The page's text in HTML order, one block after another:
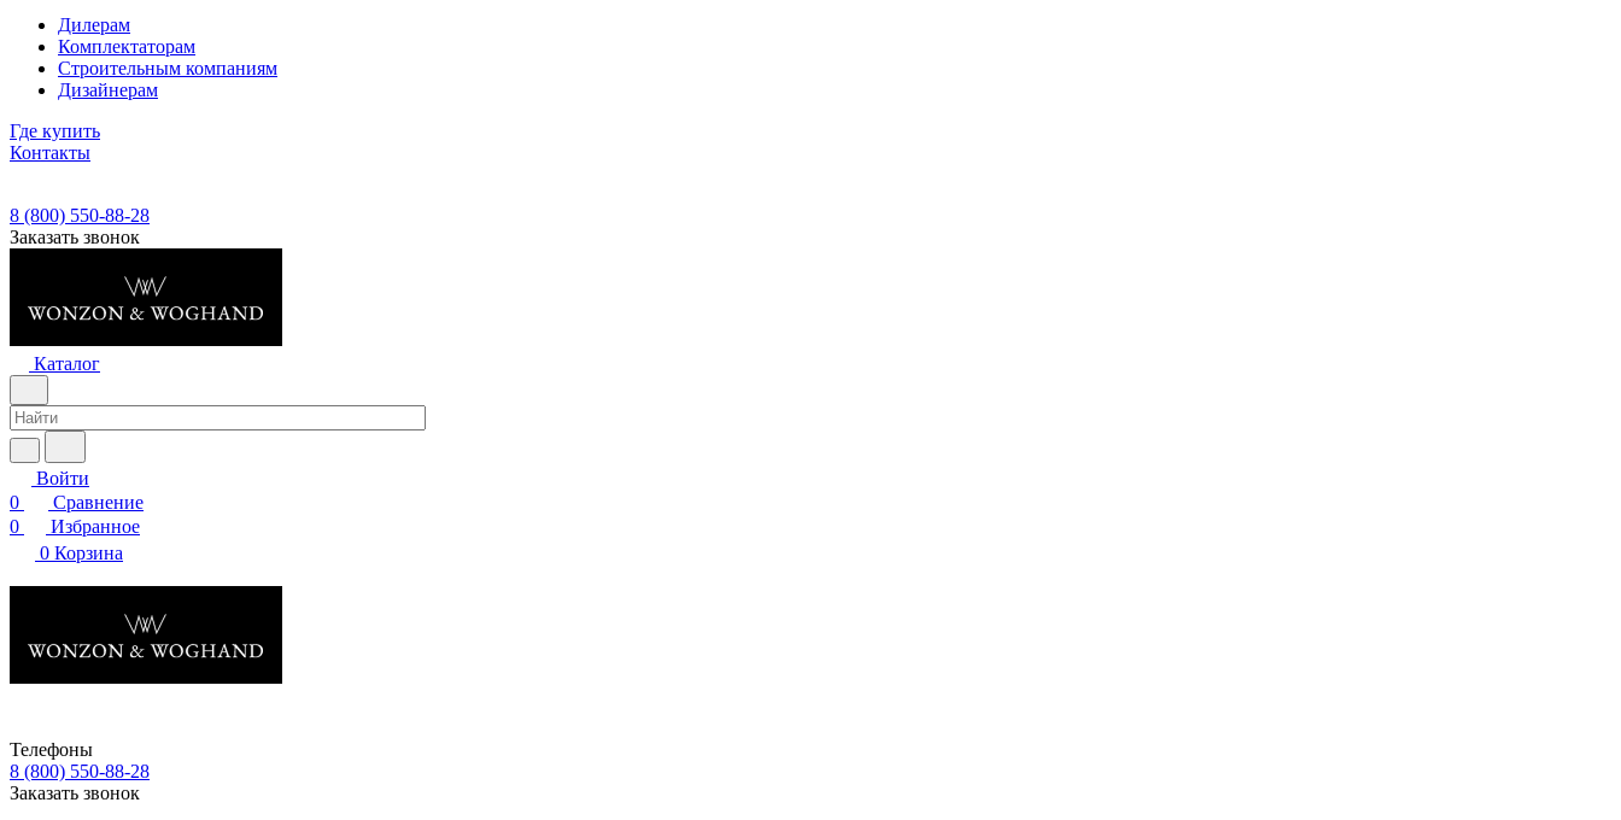
Дилерам
Комплектаторам
Строительным компаниям
Дизайнерам
Где купить
Контакты
8 (800) 550-88-28
Заказать звонок
Каталог
Войти
0
Сравнение
0
Избранное
0 Корзина
Телефоны
8 (800) 550-88-28
Заказать звонок